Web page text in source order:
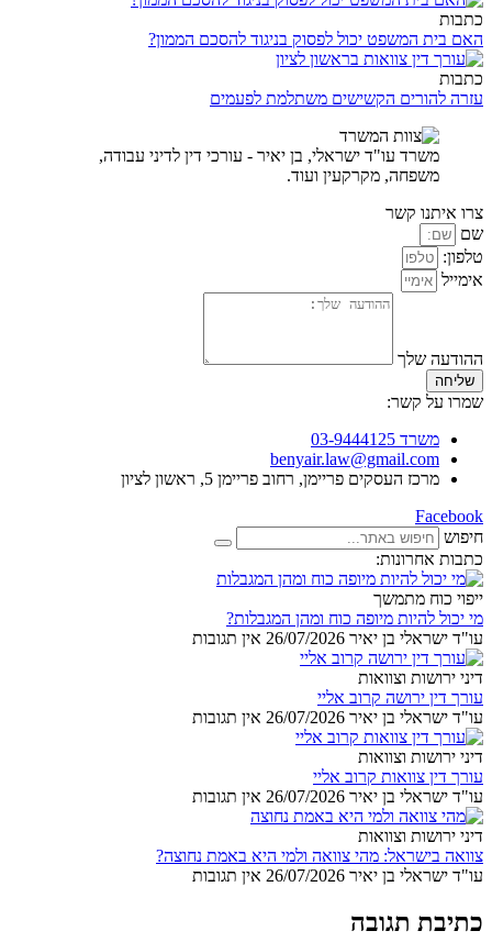
כתבות
האם בית המשפט יכול לפסוק בניגוד להסכם הממון?
כתבות
עזרה להורים הקשישים משתלמת לפעמים
משרד עו"ד ישראלי, בן יאיר - עורכי דין לדיני עבודה,
משפחה, מקרקעין ועוד.
צרו איתנו קשר
שם
טלפון:
אימייל
ההודעה שלך
שליחה
שמרו על קשר:
משרד 03-9444125
benyair.law@gmail.com
מרכז העסקים פריימן, רחוב פריימן 5, ראשון לציון
Facebook
חיפוש
כתבות אחרונות:
ייפוי כוח מתמשך
מי יכול להיות מיופה כוח ומהן המגבלות?
עו"ד ישראלי בן יאיר 26/07/2026 אין תגובות
דיני ירושות וצוואות
עורך דין ירושה קרוב אליי
עו"ד ישראלי בן יאיר 26/07/2026 אין תגובות
דיני ירושות וצוואות
עורך דין צוואות קרוב אליי
עו"ד ישראלי בן יאיר 26/07/2026 אין תגובות
דיני ירושות וצוואות
צוואה בישראל: מהי צוואה ולמי היא באמת נחוצה?
עו"ד ישראלי בן יאיר 26/07/2026 אין תגובות
כתיבת תגובה